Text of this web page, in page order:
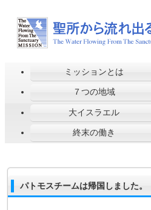
ミッションとは
７つの地域
大イスラエル
終末の働き
パトモスチームは帰国しました。